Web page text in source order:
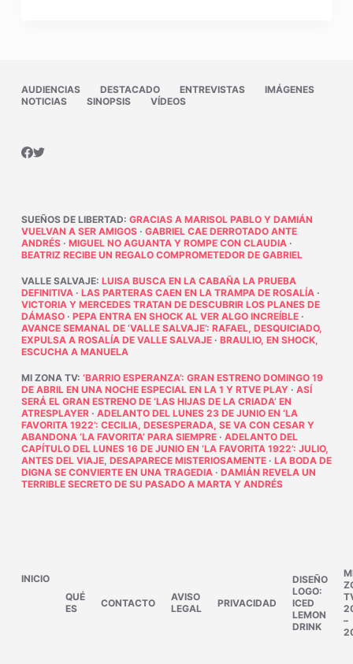
AUDIENCIAS DESTACADO ENTREVISTAS
IMÁGENES
NOTICIAS
SINOPSIS VÍDEOS
SUEÑOS DE LIBERTAD: GRACIAS A MARISOL PABLO Y DAMIÁN
VUELVAN A SER AMIGOS· GABRIEL CAE DERROTADO ANTE
ANDRÉS· MIGUEL NO AGUANTA Y ROMPE CON CLAUDIA·
BEATRIZ RECIBE UN REGALO COMPROMETEDOR DE GABRIEL
VALLE SALVAJE: LUISA BUSCA EN LA CABAÑA LA PRUEBA
DEFINITIVA· LAS PARTERAS CAEN EN LA TRAMPA DE ROSALÍA·
VICTORIA Y MERCEDES TRATAN DE DESCUBRIR LOS PLANES DE
DÁMASO· PEPA ENTRA EN SHOCK AL VER ALGO INCREÍBLE·
AVANCE SEMANAL DE ‘VALLE SALVAJE’: RAFAEL, DESQUICIADO,
EXPULSA A ROSALÍA DE VALLE SALVAJE· BRAULIO, EN SHOCK,
ESCUCHA A MANUELA
MI ZONA TV: ‘BARRIO ESPERANZA’: GRAN ESTRENO DOMINGO 19
DE ABRIL EN UNA NOCHE ESPECIAL EN LA 1 Y RTVE PLAY· ASÍ
SERÁ EL GRAN ESTRENO DE ‘LAS HIJAS DE LA CRIADA’ EN
ATRESPLAYER· ADELANTO DEL LUNES 23 DE JUNIO EN ‘LA
FAVORITA 1922’: CECILIA, DESESPERADA, SE VA CON CESAR Y
ABANDONA ‘LA FAVORITA’ PARA SIEMPRE· ADELANTO DEL
CAPÍTULO DEL LUNES 16 DE JUNIO EN ‘LA FAVORITA 1922’: JULIO,
ANTES DEL VIAJE, DESAPARECE MISTERIOSAMENTE· LA BODA DE
DIGNA SE CONVIERTE EN UNA TRAGEDIA· DAMIÁN REVELA UN
TERRIBLE SECRETO DE SU PASADO A MARTA Y ANDRÉS
INICIO
QUÉ
ES
CONTACTO
AVISO
LEGAL
PRIVACIDAD
DISEÑO
LOGO:
ICED
LEMON
DRINK
–